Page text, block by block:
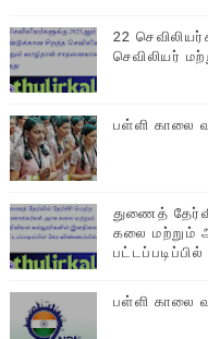
22
செவிலியர்
பள்ளி காலை
துணைத்
கலை மற்றும்
பள்ளி காலை